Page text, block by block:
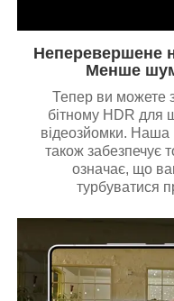
Неперевершене
Менше
Тепер ви можете
бітному HDR для
відеозйомки. Наша
також забезпечує
означає, що
турбуватися